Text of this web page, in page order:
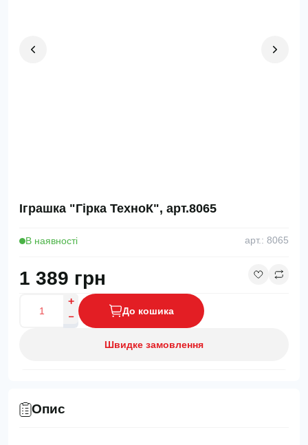
Іграшка "Гірка ТехноК", арт.8065
В наявності арт.: 8065
1 389 грн
До кошика
Швидке замовлення
Опис